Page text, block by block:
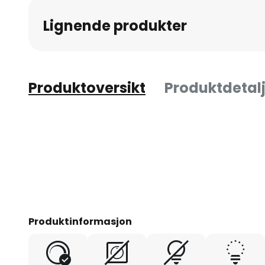
bildegalleri
Lignende produkter
Produktoversikt
Produktinformasjon